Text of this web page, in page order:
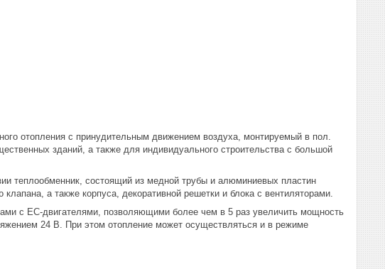
отопления с принудительным движением воздуха, монтируемый в пол.
зданий, а также для индивидуального строительства с большой
теплообменник, состоящий из медной трубы и алюминиевых пластин
а также корпуса, декоративной решетки и блока с вентиляторами.
с ЕС-двигателями, позволяющими более чем в 5 раз увеличить мощность
24 В. При этом отопление может осуществляться и в режиме